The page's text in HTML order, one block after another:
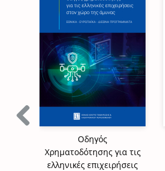
Οδηγός
Χρηματοδότησης για τις
ελληνικές επιχειρήσεις